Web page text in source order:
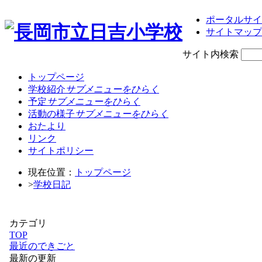
ポータルサ
サイトマップ
サイト内検索
トップページ
学校紹介サブメニューをひらく
予定サブメニューをひらく
活動の様子サブメニューをひらく
おたより
リンク
サイトポリシー
現在位置：
トップページ
>学校日記